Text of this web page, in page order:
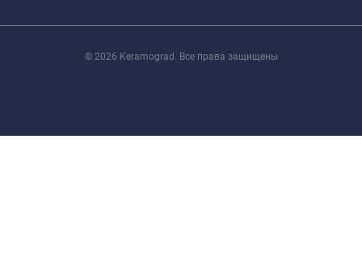
© 2026 Keramograd. Все права защищены